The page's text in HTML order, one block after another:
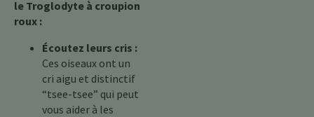
le Troglodyte à croupion
roux :
Écoutez leurs cris :
Ces oiseaux ont un
cri aigu et distinctif
“tsee-tsee” qui peut
vous aider à les